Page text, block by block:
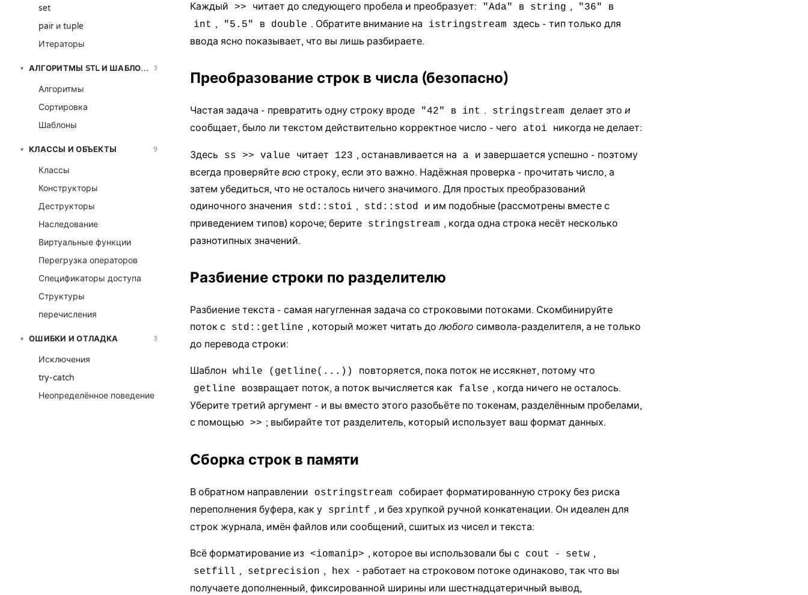
set
pair и tuple
Итераторы
▾ АЛГОРИТМЫ STL И ШАБЛОНЫ3
Алгоритмы
Сортировка
Шаблоны
▾ КЛАССЫ И ОБЪЕКТЫ 9
Классы
Конструкторы
Деструкторы
Наследование
Виртуальные функции
Перегрузка операторов
Спецификаторы доступа
Структуры
перечисления
▾ ОШИБКИ И ОТЛАДКА 3
Исключения
try-catch
Неопределённое поведение
Каждый >> читает до следующего пробела и преобразует: "Ada" в string , "36" в
int , "5.5" в double . Обратите внимание на istringstream
здесь - тип только для
ввода ясно показывает, что вы лишь разбираете.
Преобразование строк в числа (безопасно)
Частая задача - превратить одну строку вроде "42" в int . stringstream делает это и
сообщает, было ли текстом действительно корректное число - чего
atoi никогда не делает:
Здесь ss >> value читает 123 , останавливается на a
и завершается успешно - поэтому
всегда проверяйте всю строку, если это важно. Надёжная проверка - прочитать число, а
затем убедиться, что не осталось ничего значимого. Для простых преобразований
одиночного значения
std::stoi , std::stod и им подобные (рассмотрены вместе с
приведением типов) короче; берите stringstream , когда одна строка несёт несколько
разнотипных значений.
Разбиение строки по разделителю
Разбиение текста - самая нагугленная задача со строковыми потоками. Скомбинируйте
поток с
std::getline , который может читать долюбого символа-разделителя, а не только
до перевода строки:
Шаблон while (getline(...)) повторяется, пока поток не иссякнет, потому что
getline возвращает поток, а поток вычисляется как false , когда ничего не осталось.
Уберите третий аргумент - и вы вместо этого разобьёте по токенам, разделённым пробелами,
с помощью
>> ; выбирайте тот разделитель, который использует ваш формат данных.
Сборка строк в памяти
В обратном направлении ostringstream
собирает форматированную строку без риска
переполнения буфера, как у
sprintf , и без хрупкой ручной конкатенации. Он идеален для
строк журнала, имён файлов или сообщений, сшитых из чисел и текста:
Всё форматирование из <iomanip> , которое вы использовали бы с cout - setw ,
setfill , setprecision , hex
- работает на строковом потоке одинаково, так что вы
получаете дополненный, фиксированной ширины или шестнадцатеричный вывод,